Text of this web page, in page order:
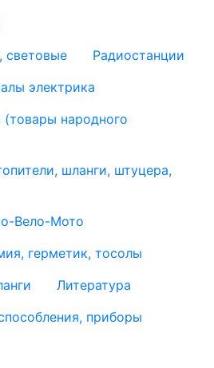
световые
Радиостанции
электрика
народного
шланги, штуцера,
Вело-Мото
герметик, тосолы
Литература
приборы